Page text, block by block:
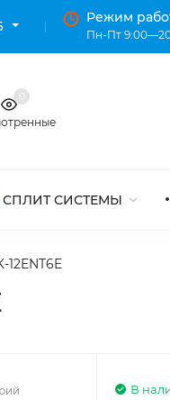
Режим
Пн-Пт
СПЛИТ СИСТЕМЫ
В